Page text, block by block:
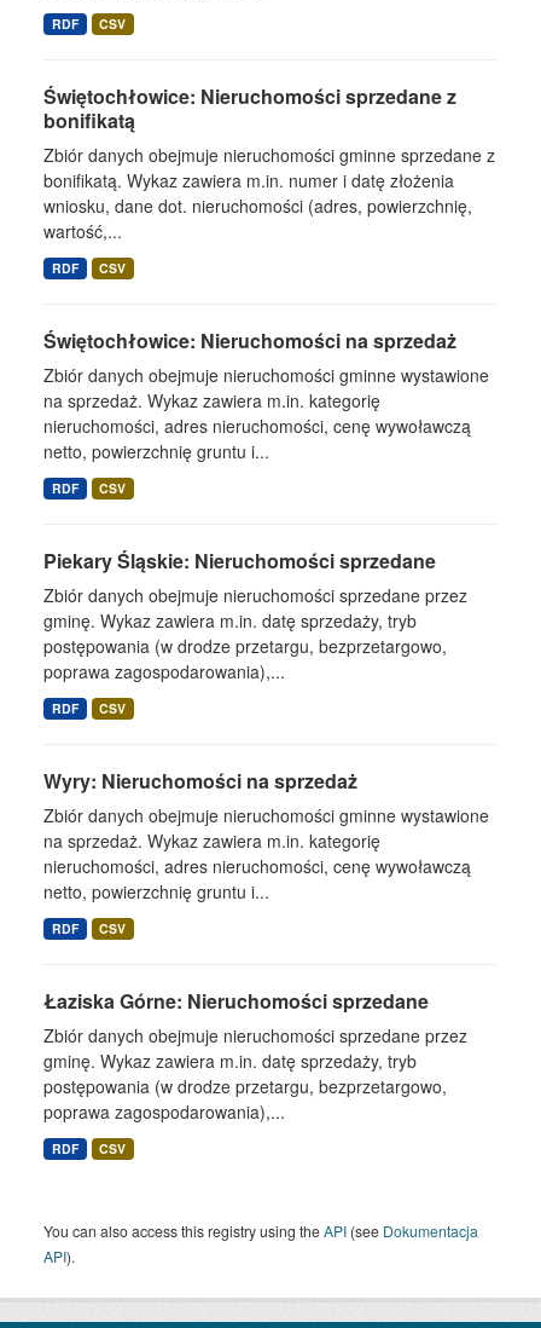
RDF CSV
Świętochłowice: Nieruchomości sprzedane z
bonifikatą
Zbiór danych obejmuje nieruchomości gminne sprzedane z
bonifikatą. Wykaz zawiera m.in. numer i datę złożenia
wniosku, dane dot. nieruchomości (adres, powierzchnię,
wartość,...
RDF CSV
Świętochłowice: Nieruchomości na sprzedaż
Zbiór danych obejmuje nieruchomości gminne wystawione
na sprzedaż. Wykaz zawiera m.in. kategorię
nieruchomości, adres nieruchomości, cenę wywoławczą
netto, powierzchnię gruntu i...
RDF CSV
Piekary Śląskie: Nieruchomości sprzedane
Zbiór danych obejmuje nieruchomości sprzedane przez
gminę. Wykaz zawiera m.in. datę sprzedaży, tryb
postępowania (w drodze przetargu, bezprzetargowo,
poprawa zagospodarowania),...
RDF CSV
Wyry: Nieruchomości na sprzedaż
Zbiór danych obejmuje nieruchomości gminne wystawione
na sprzedaż. Wykaz zawiera m.in. kategorię
nieruchomości, adres nieruchomości, cenę wywoławczą
netto, powierzchnię gruntu i...
RDF CSV
Łaziska Górne: Nieruchomości sprzedane
Zbiór danych obejmuje nieruchomości sprzedane przez
gminę. Wykaz zawiera m.in. datę sprzedaży, tryb
postępowania (w drodze przetargu, bezprzetargowo,
poprawa zagospodarowania),...
RDF CSV
You can also access this registry using theAPI (see Dokumentacja
API).